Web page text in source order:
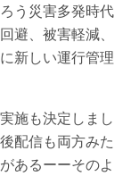
う災害多発時代
避、被害軽減、
新しい運行管理
施も決定しまし
配信も両方みた
あるーーそのよ